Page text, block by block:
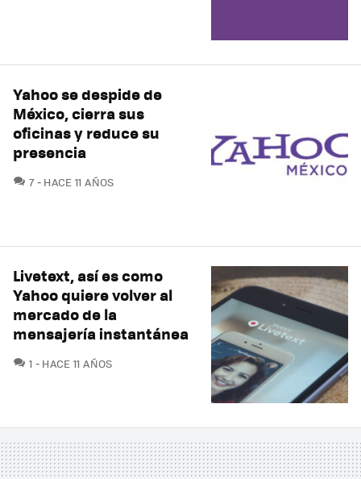
Yahoo se despide de
México, cierra sus
oficinas y reduce su
presencia
7COMENTARIOS
HACE 11 AÑOS
Livetext, así es como
Yahoo quiere volver al
mercado de la
mensajería instantánea
1 COMENTARIOS
HACE 11 AÑOS